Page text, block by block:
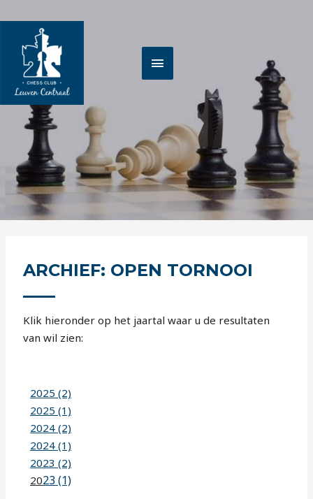
naar
inhoud
ARCHIEF: OPEN TORNOOI
Klik hieronder op het jaartal waar u de resultaten
van wil zien:
2025 (2)
2025 (1)
2024 (2)
2024 (1)
2023 (2)
2023 (1)